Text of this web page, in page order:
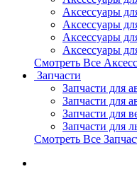
Аксессуары
Аксессуары
Аксессуары
Аксессуары
Смотреть Все
Запчасти
Запчасти для
Запчасти для
Запчасти для
Запчасти для
Смотреть Все